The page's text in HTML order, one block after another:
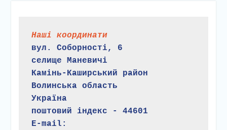
Наші координати
вул. Соборності, 6
селище Маневичі
Камінь-Каширський район
Волинська область
Україна
поштовий індекс - 44601
E-mail: